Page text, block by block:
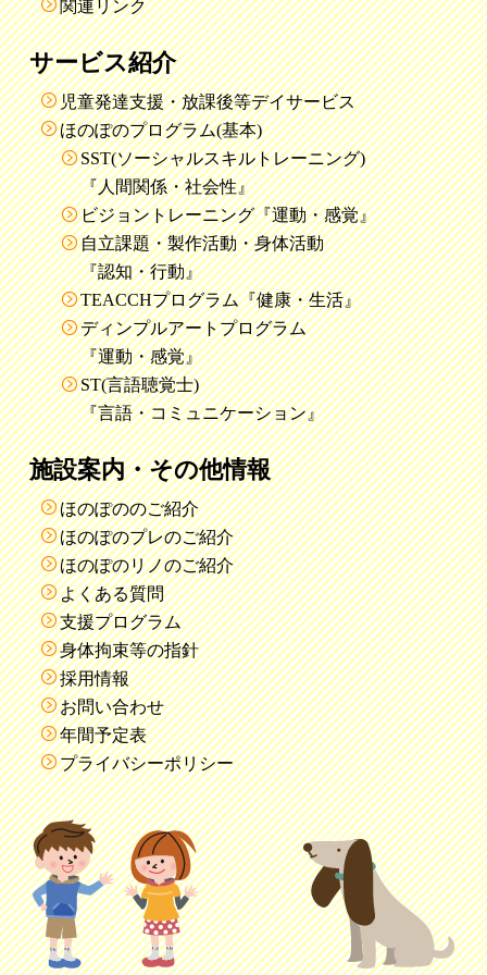
関連リンク
サービス紹介
児童発達支援・放課後等デイサービス
ほのぽのプログラム(基本)
SST(ソーシャルスキルトレーニング)
『人間関係・社会性』
ビジョントレーニング『運動・感覚』
自立課題・製作活動・身体活動
『認知・行動』
TEACCHプログラム『健康・生活』
ディンプルアートプログラム
『運動・感覚』
ST(言語聴覚士)
『言語・コミュニケーション』
施設案内・その他情報
ほのぽののご紹介
ほのぽのプレのご紹介
ほのぽのリノのご紹介
よくある質問
支援プログラム
身体拘束等の指針
採用情報
お問い合わせ
年間予定表
プライバシーポリシー